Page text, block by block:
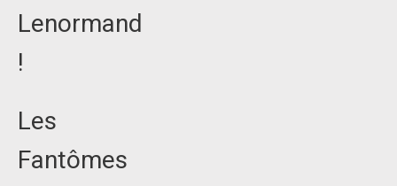
Lenormand
!
Les
Fantômes